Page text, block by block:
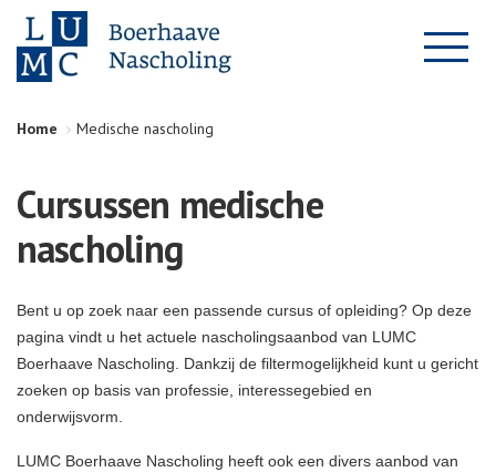
Home Medische nascholing
Cursussen medische
nascholing
Bent u op zoek naar een passende cursus of opleiding? Op deze
pagina vindt u het actuele nascholingsaanbod van LUMC
Boerhaave Nascholing. Dankzij de filtermogelijkheid kunt u gericht
zoeken op basis van professie, interessegebied en
onderwijsvorm.
LUMC Boerhaave Nascholing heeft ook een divers aanbod van